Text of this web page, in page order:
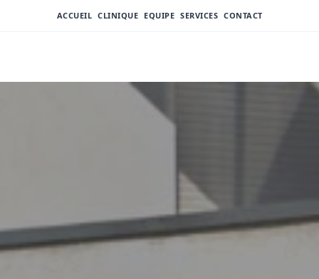
ACCUEIL CLINIQUE EQUIPE SERVICES CONTACT